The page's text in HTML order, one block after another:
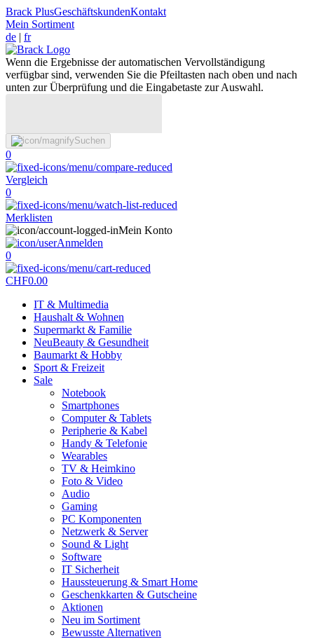
Brack PlusGeschäftskundenKontakt
Mein Sortiment
de | fr
Wenn die Ergebnisse der automatischen Vervollständigung
verfügbar sind, verwenden Sie die Pfeiltasten nach oben und nach
unten zur Überprüfung und die Eingabetaste zur Auswahl.
Suchen
0
Vergleich
0
Merklisten
Mein Konto
Anmelden
0
CHF0.00
IT & Multimedia
Haushalt & Wohnen
Supermarkt & Familie
NeuBeauty & Gesundheit
Baumarkt & Hobby
Sport & Freizeit
Sale
Notebook
Smartphones
Computer & Tablets
Peripherie & Kabel
Handy & Telefonie
Wearables
TV & Heimkino
Foto & Video
Audio
Gaming
PC Komponenten
Netzwerk & Server
Sound & Light
Software
IT Sicherheit
Haussteuerung & Smart Home
Geschenkkarten & Gutscheine
Aktionen
Neu im Sortiment
Bewusste Alternativen